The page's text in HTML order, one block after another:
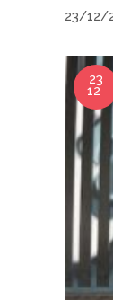
23/12/
23
12